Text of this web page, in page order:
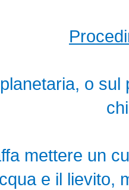
o
mettere un
e il lievito,